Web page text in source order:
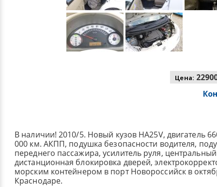
Цена:
В наличии! 2010/5. Новый кузов HA25V, двигатель
000 км. АКПП, подушка безопасности водителя,
переднего пассажира, усилитель руля,
дистанционная блокировка дверей,
морским контейнером в порт Новороссийск в
Краснодаре.